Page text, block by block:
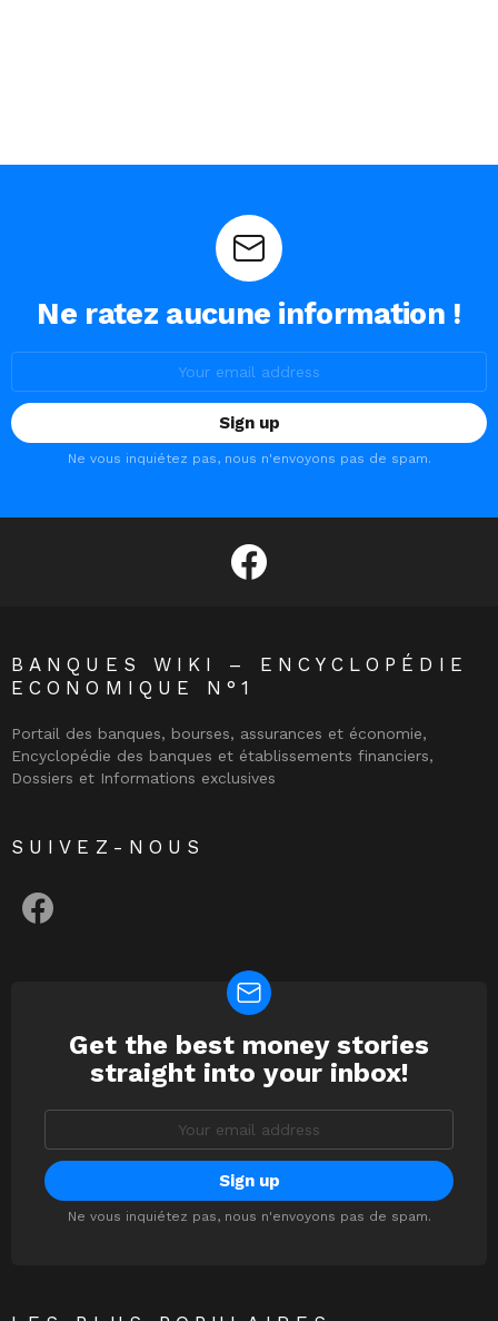
Ne ratez aucune information !
Ne vous inquiétez pas, nous n'envoyons pas de spam.
facebook
BANQUES WIKI – ENCYCLOPÉDIE
ECONOMIQUE N°1
Portail des banques, bourses, assurances et économie,
Encyclopédie des banques et établissements financiers,
Dossiers et Informations exclusives
SUIVEZ-NOUS
NEWSLETTER
Get the best money stories
straight into your inbox!
Ne vous inquiétez pas, nous n'envoyons pas de spam.